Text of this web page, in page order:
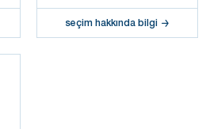
seçim hakkında bilgi